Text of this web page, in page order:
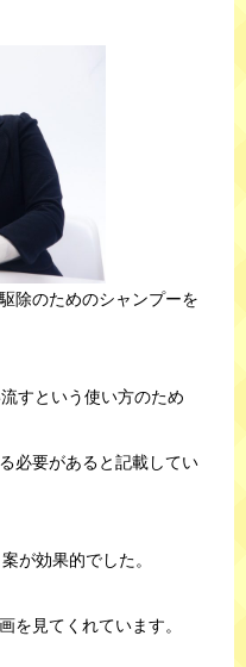
除のためのシャンプーを
すという使い方のため
必要があると記載してい
が効果的でした。
を見てくれています。